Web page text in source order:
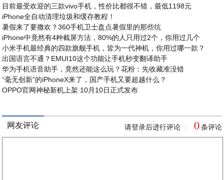
目前最受欢迎的三款vivo手机，性价比都很不错，最低1198元
iPhone全自动清理垃圾和缓存教程！
暑假来了要撒欢？360手机卫士盘点暑假里的那些坑
iPhone中竟然有4种截屏方法，80%的人只用过2个，你用过几个
小米手机最经典的四款旗舰手机，皆为一代神机，你用过哪一款？
出国语言不通？EMUI10这个功能让手机秒变翻译助手
华为手机语音助手，竟然还能这么玩？花粉：先收藏准没错
“毫无创新”的iPhoneX来了，国产手机又要超越什么？
OPPO官网神秘新机上架 10月10日正式发布
网友评论 请登录后进行评论 0 条评论